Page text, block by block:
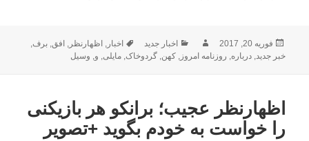
ارسال
شده
فوریه 20, 2017 نویسندهدسته‌ها
اخبار جدید برچسب‌ها
اخبار, اظهارنظر, افق,برف,
خبر جدید,درباره, روزنامه امروز,کهن,گردوخاک,مایلی, و, وسیل
اظهارنظر عجیب؛ برانکو هر بازیکنی
را خواست به خودم بگوید +تصویر